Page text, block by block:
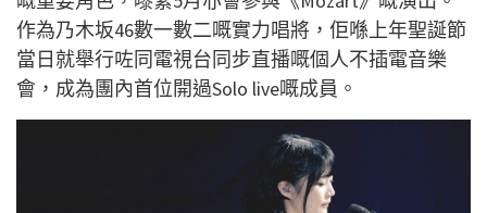
作為乃木坂46數一數二嘅實力唱將，佢喺上年聖誕節
當日就舉行咗同電視台同步直播嘅個人不插電音樂
會，成為團內首位開過Solo live嘅成員。